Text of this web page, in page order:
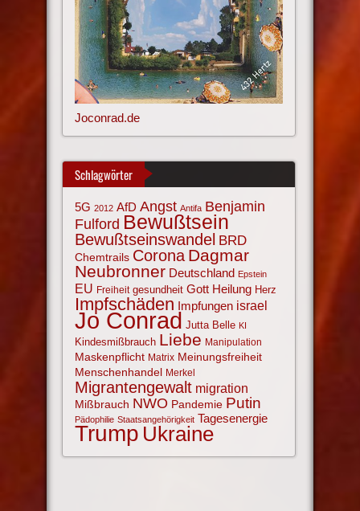
Joconrad.de
Schlagwörter
5G 2012 AfD Angst Antifa Benjamin
Fulford Bewußtsein
Bewußtseinswandel BRD
Chemtrails Corona Dagmar
Neubronner Deutschland Epstein
EU Freiheit gesundheit Gott Heilung Herz
Impfschäden Impfungen israel
Jo Conrad Jutta Belle KI
Kindesmißbrauch Liebe Manipulation
Maskenpflicht Matrix Meinungsfreiheit
Menschenhandel Merkel
Migrantengewalt migration
Mißbrauch NWO Pandemie Putin
Pädophilie Staatsangehörigkeit Tagesenergie
Trump Ukraine